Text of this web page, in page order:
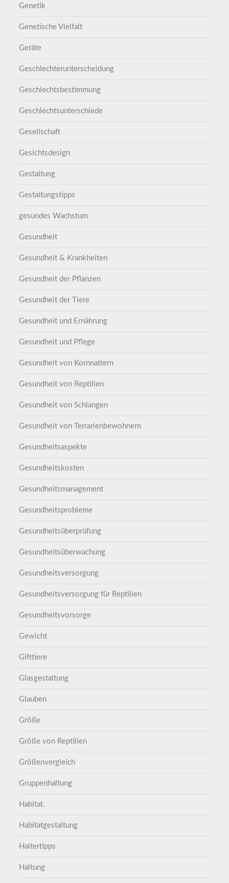
Genetik
Genetische Vielfalt
Geräte
Geschlechterunterscheidung
Geschlechtsbestimmung
Geschlechtsunterschiede
Gesellschaft
Gesichtsdesign
Gestaltung
Gestaltungstipps
gesundes Wachstum
Gesundheit
Gesundheit & Krankheiten
Gesundheit der Pflanzen
Gesundheit der Tiere
Gesundheit und Ernährung
Gesundheit und Pflege
Gesundheit von Kornnattern
Gesundheit von Reptilien
Gesundheit von Schlangen
Gesundheit von Terrarienbewohnern
Gesundheitsaspekte
Gesundheitskosten
Gesundheitsmanagement
Gesundheitsprobleme
Gesundheitsüberprüfung
Gesundheitsüberwachung
Gesundheitsversorgung
Gesundheitsversorgung für Reptilien
Gesundheitsvorsorge
Gewicht
Gifttiere
Glasgestaltung
Glauben
Größe
Größe von Reptilien
Größenvergleich
Gruppenhaltung
Habitat.
Habitatgestaltung
Haltertipps
Haltung